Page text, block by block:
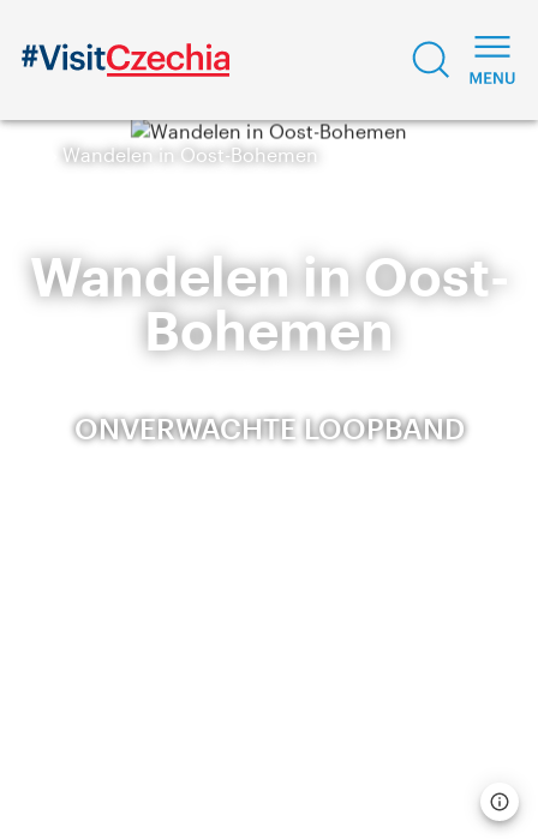
Wandelen in Oost-Bohemen
Wandelen in Oost-
Bohemen
ONVERWACHTE LOOPBAND